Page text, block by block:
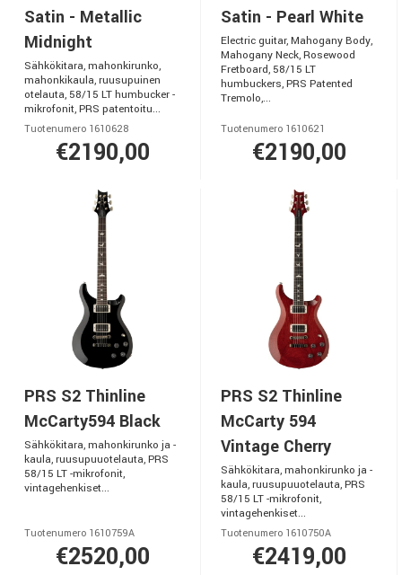
Satin - Metallic
Midnight
Sähkökitara, mahonkirunko,
mahonkikaula, ruusupuinen
otelauta, 58/15 LT humbucker -
mikrofonit, PRS patentoitu...
Tuotenumero 1610628
€2190,00
Satin - Pearl White
Electric guitar, Mahogany Body,
Mahogany Neck, Rosewood
Fretboard, 58/15 LT
humbuckers, PRS Patented
Tremolo,...
Tuotenumero 1610621
€2190,00
PRS S2 Thinline
McCarty594 Black
Sähkökitara, mahonkirunko ja -
kaula, ruusupuuotelauta, PRS
58/15 LT -mikrofonit,
vintagehenkiset...
Tuotenumero 1610759A
€2520,00
PRS S2 Thinline
McCarty 594
Vintage Cherry
Sähkökitara, mahonkirunko ja -
kaula, ruusupuuotelauta, PRS
58/15 LT -mikrofonit,
vintagehenkiset...
Tuotenumero 1610750A
€2419,00